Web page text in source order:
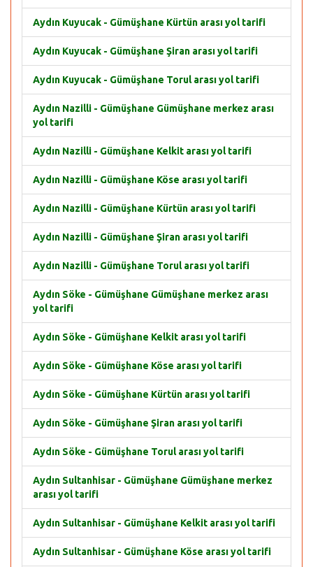
Aydın Kuyucak - Gümüşhane Kürtün arası yol tarifi
Aydın Kuyucak - Gümüşhane Şiran arası yol tarifi
Aydın Kuyucak - Gümüşhane Torul arası yol tarifi
Aydın Nazilli - Gümüşhane Gümüşhane merkez arası
yol tarifi
Aydın Nazilli - Gümüşhane Kelkit arası yol tarifi
Aydın Nazilli - Gümüşhane Köse arası yol tarifi
Aydın Nazilli - Gümüşhane Kürtün arası yol tarifi
Aydın Nazilli - Gümüşhane Şiran arası yol tarifi
Aydın Nazilli - Gümüşhane Torul arası yol tarifi
Aydın Söke - Gümüşhane Gümüşhane merkez arası
yol tarifi
Aydın Söke - Gümüşhane Kelkit arası yol tarifi
Aydın Söke - Gümüşhane Köse arası yol tarifi
Aydın Söke - Gümüşhane Kürtün arası yol tarifi
Aydın Söke - Gümüşhane Şiran arası yol tarifi
Aydın Söke - Gümüşhane Torul arası yol tarifi
Aydın Sultanhisar - Gümüşhane Gümüşhane merkez
arası yol tarifi
Aydın Sultanhisar - Gümüşhane Kelkit arası yol tarifi
Aydın Sultanhisar - Gümüşhane Köse arası yol tarifi